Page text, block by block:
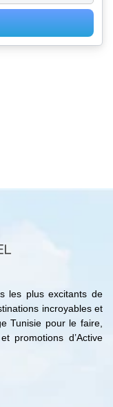
les plus excitants de
incroyables et
Tunisie pour le faire,
promotions d’Active
Tunisie vous
d'une destination à